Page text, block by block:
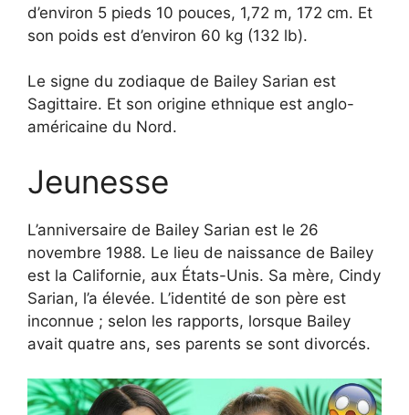
d’environ 5 pieds 10 pouces, 1,72 m, 172 cm. Et
son poids est d’environ 60 kg (132 lb).
Le signe du zodiaque de Bailey Sarian est
Sagittaire. Et son origine ethnique est anglo-
américaine du Nord.
Jeunesse
L’anniversaire de Bailey Sarian est le 26
novembre 1988. Le lieu de naissance de Bailey
est la Californie, aux États-Unis. Sa mère, Cindy
Sarian, l’a élevée. L’identité de son père est
inconnue ; selon les rapports, lorsque Bailey
avait quatre ans, ses parents se sont divorcés.